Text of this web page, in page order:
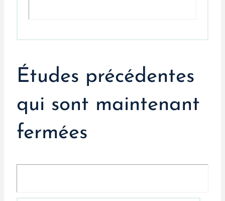
Études précédentes
qui sont maintenant
fermées